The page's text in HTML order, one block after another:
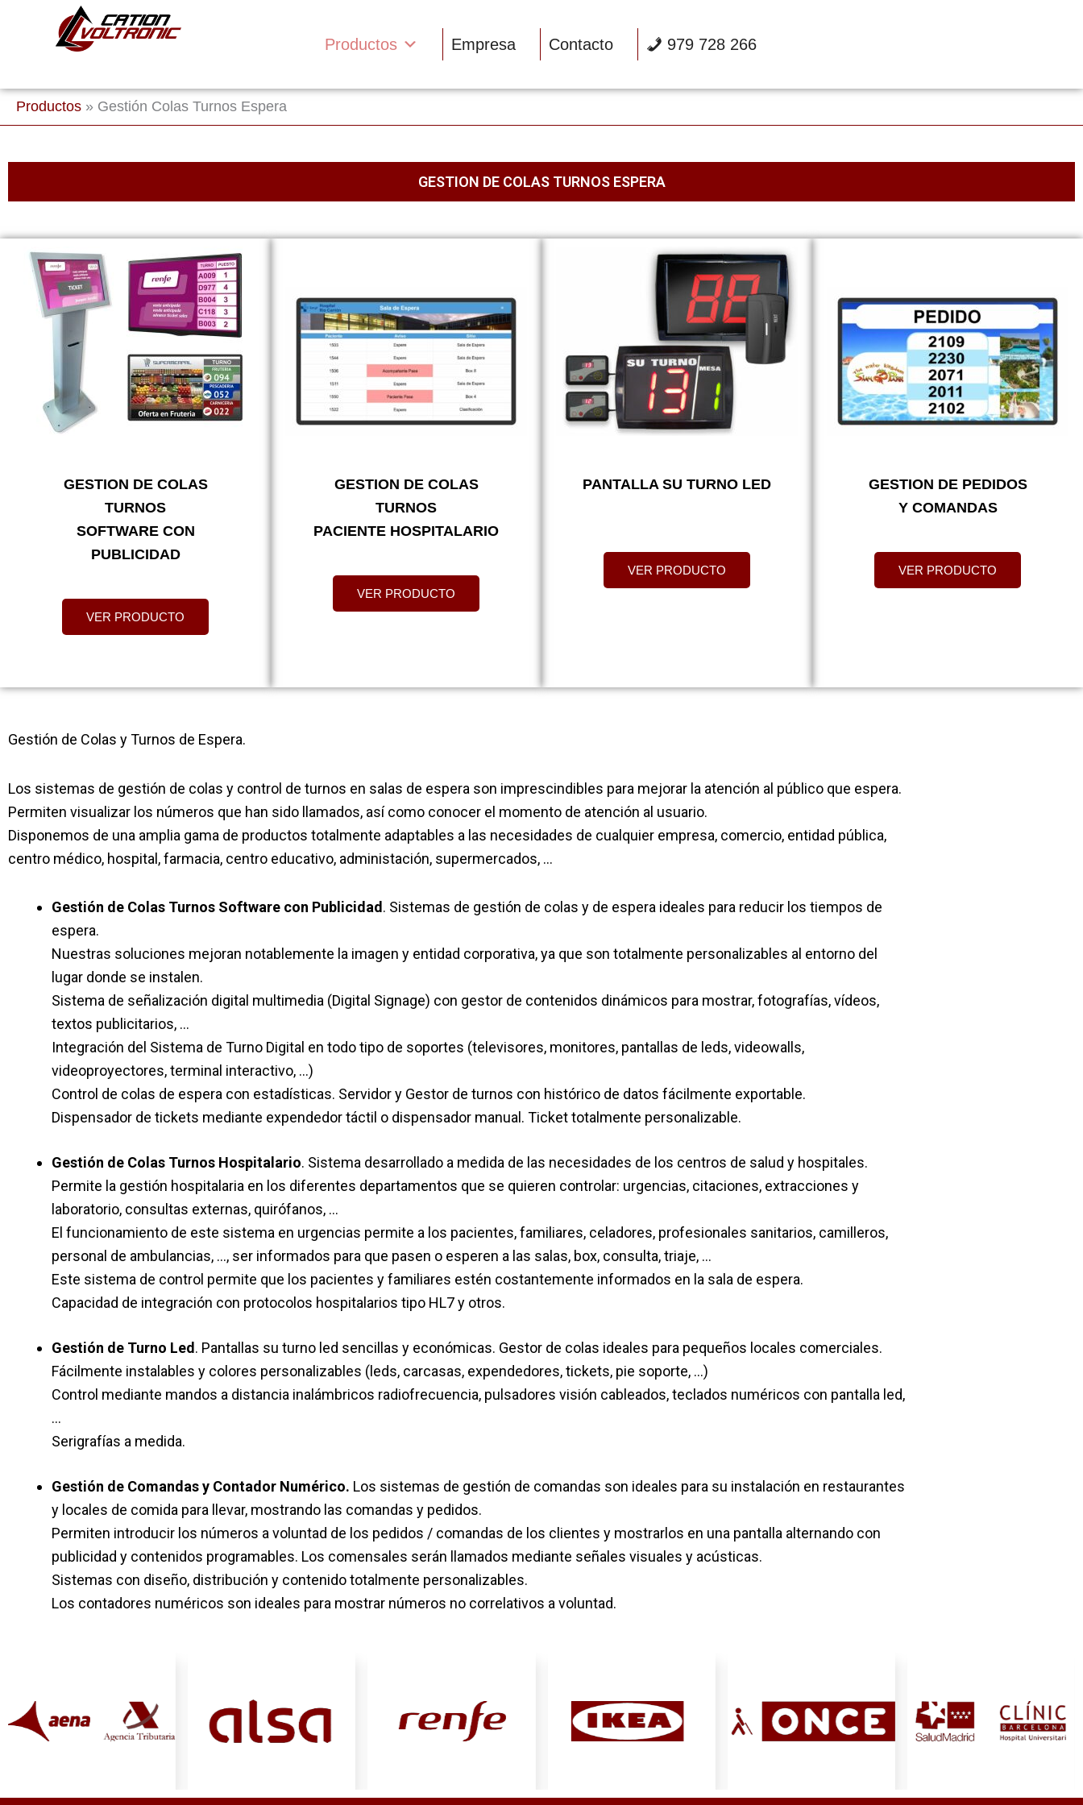
Productos Empresa Contacto 979 728 266
Productos » Gestión Colas Turnos Espera
GESTION DE COLAS TURNOS ESPERA
GESTION DE COLAS
TURNOS
SOFTWARE CON
PUBLICIDAD
VER PRODUCTO
GESTION DE COLAS
TURNOS
PACIENTE HOSPITALARIO
VER PRODUCTO
PANTALLA SU TURNO LED
VER PRODUCTO
GESTION DE PEDIDOS
Y COMANDAS
VER PRODUCTO
Gestión de Colas y Turnos de Espera.
Los sistemas de gestión de colas y control de turnos en salas de espera son imprescindibles para mejorar la atención al público que espera.
Permiten visualizar los números que han sido llamados, así como conocer el momento de atención al usuario.
Disponemos de una amplia gama de productos totalmente adaptables a las necesidades de cualquier empresa, comercio, entidad pública,
centro médico, hospital, farmacia, centro educativo, administación, supermercados, …
Gestión de Colas Turnos Software con Publicidad . Sistemas de gestión de colas y de espera ideales para reducir los tiempos de
espera.
Nuestras soluciones mejoran notablemente la imagen y entidad corporativa, ya que son totalmente personalizables al entorno del
lugar donde se instalen.
Sistema de señalización digital multimedia (Digital Signage) con gestor de contenidos dinámicos para mostrar, fotografías, vídeos,
textos publicitarios, …
Integración del Sistema de Turno Digital en todo tipo de soportes (televisores, monitores, pantallas de leds, videowalls,
videoproyectores, terminal interactivo, …)
Control de colas de espera con estadísticas. Servidor y Gestor de turnos con histórico de datos fácilmente exportable.
Dispensador de tickets mediante expendedor táctil o dispensador manual. Ticket totalmente personalizable.
Gestión de Colas Turnos Hospitalario. Sistema desarrollado a medida de las necesidades de los centros de salud y hospitales.
Permite la gestión hospitalaria en los diferentes departamentos que se quieren controlar: urgencias, citaciones, extracciones y
laboratorio, consultas externas, quirófanos, …
El funcionamiento de este sistema en urgencias permite a los pacientes, familiares, celadores, profesionales sanitarios, camilleros,
personal de ambulancias, …, ser informados para que pasen o esperen a las salas, box, consulta, triaje, …
Este sistema de control permite que los pacientes y familiares estén costantemente informados en la sala de espera.
Capacidad de integración con protocolos hospitalarios tipo HL7 y otros.
Gestión de Turno Led . Pantallas su turno led sencillas y económicas. Gestor de colas ideales para pequeños locales comerciales.
Fácilmente instalables y colores personalizables (leds, carcasas, expendedores, tickets, pie soporte, …)
Control mediante mandos a distancia inalámbricos radiofrecuencia, pulsadores visión cableados, teclados numéricos con pantalla led,
…
Serigrafías a medida.
Gestión de Comandas y Contador Numérico. Los sistemas de gestión de comandas son ideales para su instalación en restaurantes
y locales de comida para llevar, mostrando las comandas y pedidos.
Permiten introducir los números a voluntad de los pedidos / comandas de los clientes y mostrarlos en una pantalla alternando con
publicidad y contenidos programables. Los comensales serán llamados mediante señales visuales y acústicas.
Sistemas con diseño, distribución y contenido totalmente personalizables.
Los contadores numéricos son ideales para mostrar números no correlativos a voluntad.